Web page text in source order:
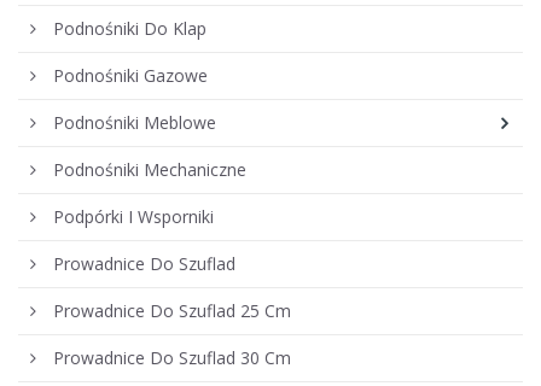
Podnośniki Do Klap
Podnośniki Gazowe
Podnośniki Meblowe
Podnośniki Mechaniczne
Podpórki I Wsporniki
Prowadnice Do Szuflad
Prowadnice Do Szuflad 25 Cm
Prowadnice Do Szuflad 30 Cm